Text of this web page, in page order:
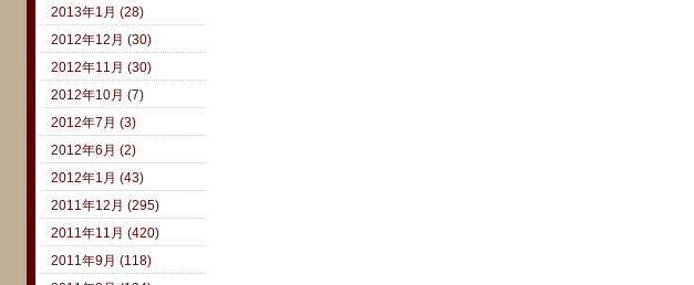
2013年1月 (28)
2012年12月 (30)
2012年11月 (30)
2012年10月 (7)
2012年7月 (3)
2012年6月 (2)
2012年1月 (43)
2011年12月 (295)
2011年11月 (420)
2011年9月 (118)